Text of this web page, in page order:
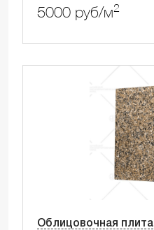
5000 руб/м2
Облицовочная плита